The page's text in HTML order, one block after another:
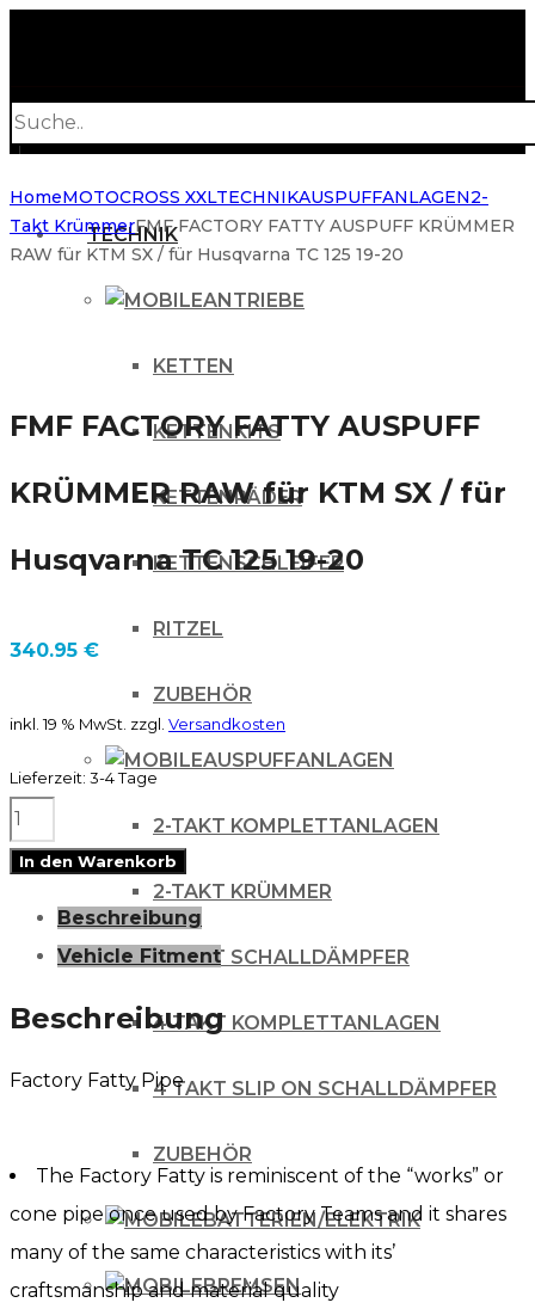
search
TECHNIK
ANTRIEBE
KETTEN
KETTENKITS
KETTENRÄDER
KETTENSCHLEIFER
RITZEL
ZUBEHÖR
AUSPUFFANLAGEN
2-TAKT KOMPLETTANLAGEN
2-TAKT KRÜMMER
2-TAKT SCHALLDÄMPFER
4 TAKT KOMPLETTANLAGEN
4 TAKT SLIP ON SCHALLDÄMPFER
ZUBEHÖR
BATTERIEN/ELEKTRIK
BREMSEN
HomeMOTOCROSS XXLTECHNIKAUSPUFFANLAGEN2-
Takt KrümmerFMF FACTORY FATTY AUSPUFF KRÜMMER
RAW für KTM SX / für Husqvarna TC 125 19-20
FMF FACTORY FATTY AUSPUFF
KRÜMMER RAW für KTM SX / für
Husqvarna TC 125 19-20
340.95 €
inkl. 19 % MwSt. zzgl. Versandkosten
Lieferzeit: 3-4 Tage
FMF
FACTORY
AUSPUFF
KRÜMMER
RAW
KTM
In den Warenkorb
Beschreibung
Vehicle Fitment
Beschreibung
Factory Fatty Pipe
The Factory Fatty is reminiscent of the “works” or
cone pipe once used by Factory Teams and it shares
many of the same characteristics with its’
craftsmanship and material quality